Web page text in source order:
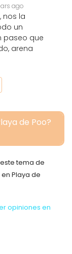
ago
nos la
un
paseo que
arena
de Poo?
tema de
Playa de
opiniones en